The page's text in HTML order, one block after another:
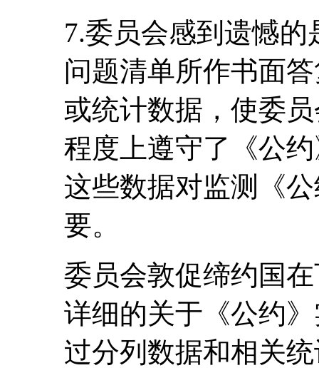
7.委员会感到遗憾
问题清单所作书面
或统计数据，使委
程度上遵守了《公
这些数据对监测《
要。
委员会敦促缔约国
详细的关于《公约
过分列数据和相关